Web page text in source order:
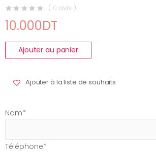
( 0 avis )
10.000DT
Ajouter au panier
Ajouter à la liste de souhaits
Nom*
Téléphone*